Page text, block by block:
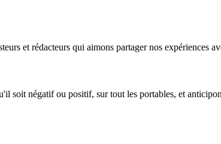
et rédacteurs qui aimons partager nos expériences
soit négatif ou positif, sur tout les portables, et